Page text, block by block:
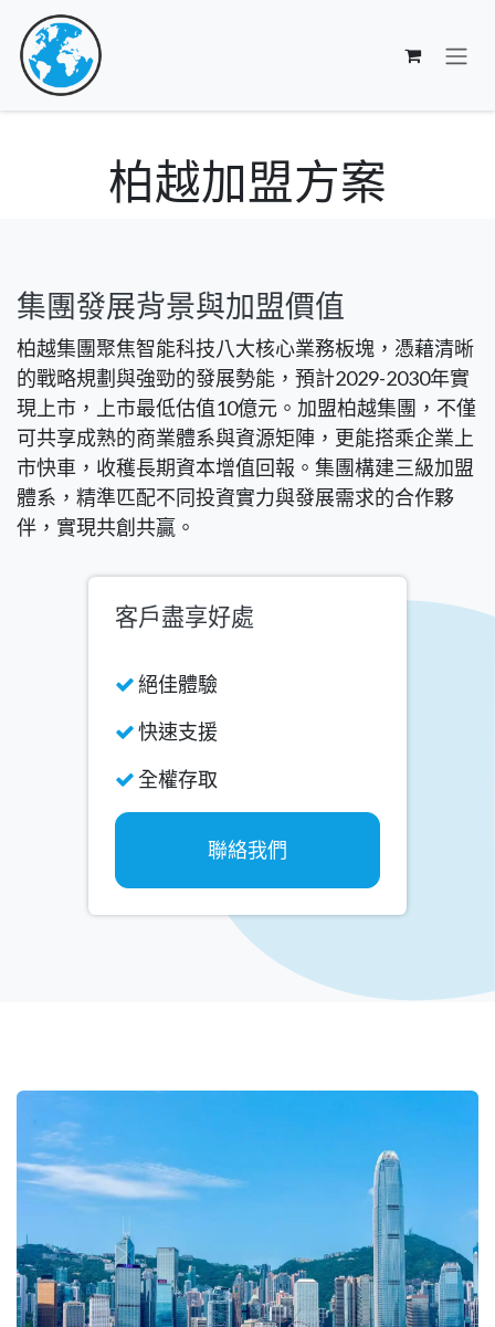
跳至內容
柏越加盟方案
集團發展背景與加盟價值
柏越集團聚焦智能科技八大核心業務板塊，憑藉清晰
的戰略規劃與強勁的發展勢能，預計2029-2030年實
現上市，上市最低估值10億元。加盟柏越集團，不僅
可共享成熟的商業體系與資源矩陣，更能搭乘企業上
市快車，收穫長期資本增值回報。集團構建三級加盟
體系，精準匹配不同投資實力與發展需求的合作夥
伴，實現共創共贏。
客戶盡享好處
絕佳體驗
快速支援
全權存取
聯絡我們